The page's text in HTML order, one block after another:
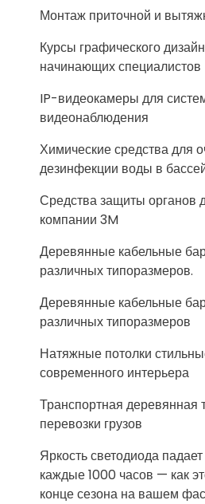
Монтаж приточной и
Курсы графического
начинающих специалистов
IP-видеокамеры для
видеонаблюдения
Химические средства для
дезинфекции воды в
Средства защиты органов
компании 3M
Деревянные кабельные
различных типоразмеров.
Деревянные кабельные
различных типоразмеров
Натяжные потолки
современного интерьера
Транспортная деревянная
перевозки грузов
Яркость светодиода падает
каждые 1000 часов — как
конце сезона на вашем